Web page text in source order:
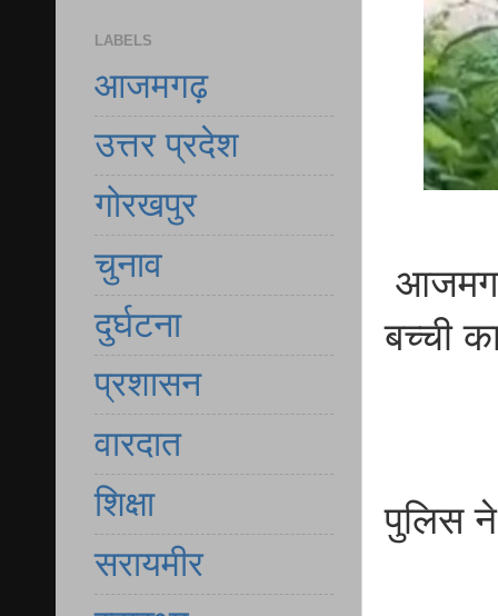
आजमगढ़
बच्ची
पुलिस ने
LABELS
आजमगढ़
उत्तर प्रदेश
गोरखपुर
चुनाव
दुर्घटना
प्रशासन
वारदात
शिक्षा
सरायमीर